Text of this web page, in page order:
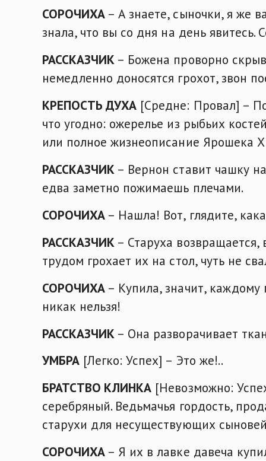
СОРОЧИХА – А знаете, сыночки, я же
знала, что вы со дня на день явитесь.
РАССКАЗЧИК – Божена проворно
немедленно доносятся грохот, звон
КРЕПОСТЬ ДУХА [Средне: Провал] –
что угодно: ожерелье из рыбьих
или полное жизнеописание Ярошека
РАССКАЗЧИК – Вернон ставит чашку
едва заметно пожимаешь плечами.
СОРОЧИХА – Нашла! Вот, глядите,
РАССКАЗЧИК – Старуха
трудом грохает их на стол, чуть не
СОРОЧИХА – Купила, значит,
никак нельзя!
РАССКАЗЧИК – Она разворачивает
УМБРА [Легко: Успех] – Это же!..
БРАТСТВО КЛИНКА [Невозможно:
серебряный. Ведьмачья гордость,
старухи для несуществующих
СОРОЧИХА – Я их в лавке давеча